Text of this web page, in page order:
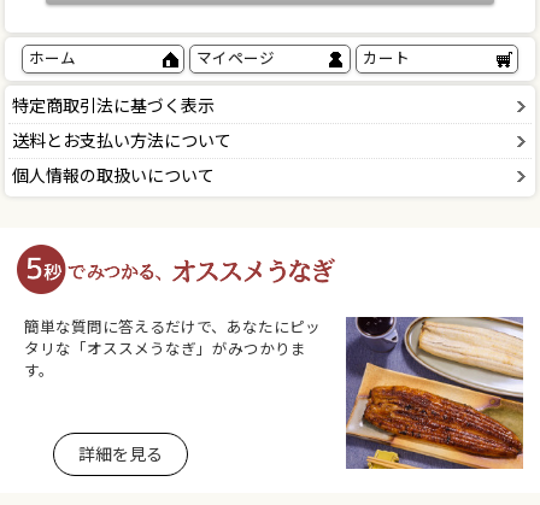
ホーム マイページ カート
特定商取引法に基づく表示
送料とお支払い方法について
個人情報の取扱いについて
簡単な質問に答えるだけで、あなたにピッ
タリな「オススメうなぎ」がみつかりま
す。
詳細を見る